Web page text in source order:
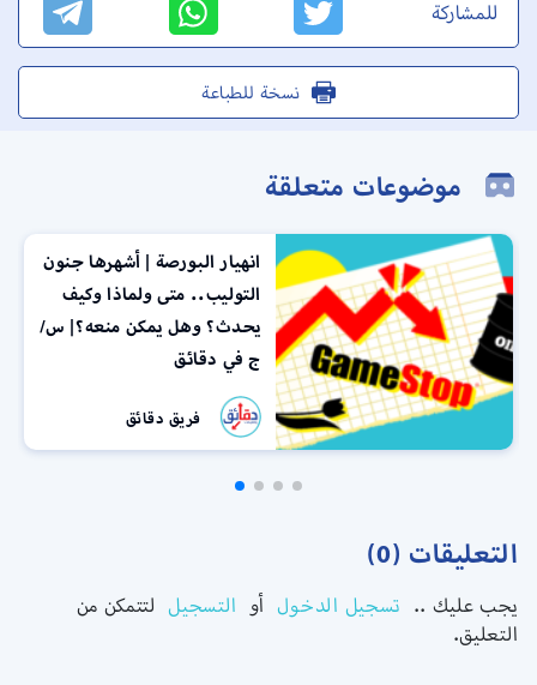
للمشاركة
نسخة للطباعة
موضوعات متعلقة
انهيار البورصة | أشهرها جنون
التوليب.. متى ولماذا وكيف
يحدث؟ وهل يمكن منعه؟| س/
ج في دقائق
فريق دقائق
التعليقات (0)
يجب عليك .. تسجيل الدخول أو التسجيل لتتمكن من
التعليق.